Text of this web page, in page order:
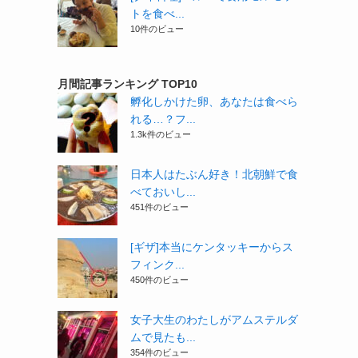
トを食べ...
10件のビュー
月間記事ランキング TOP10
孵化しかけた卵、あなたは食べら
れる…？フ...
1.3k件のビュー
日本人はたぶん好き！北朝鮮で食
べておいし...
451件のビュー
[ギザ]本当にケンタッキーからス
フィンク...
450件のビュー
女子大生のわたしがアムステルダ
ムで見たも...
354件のビュー